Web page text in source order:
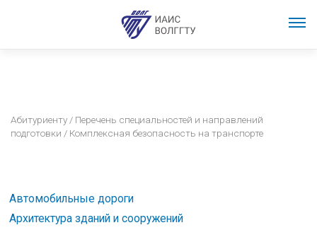
Абитуриенту / Перечень специальностей и направлений
подготовки / Комплексная безопасность на транспорте
Автомобильные дороги
Архитектура зданий и сооружений